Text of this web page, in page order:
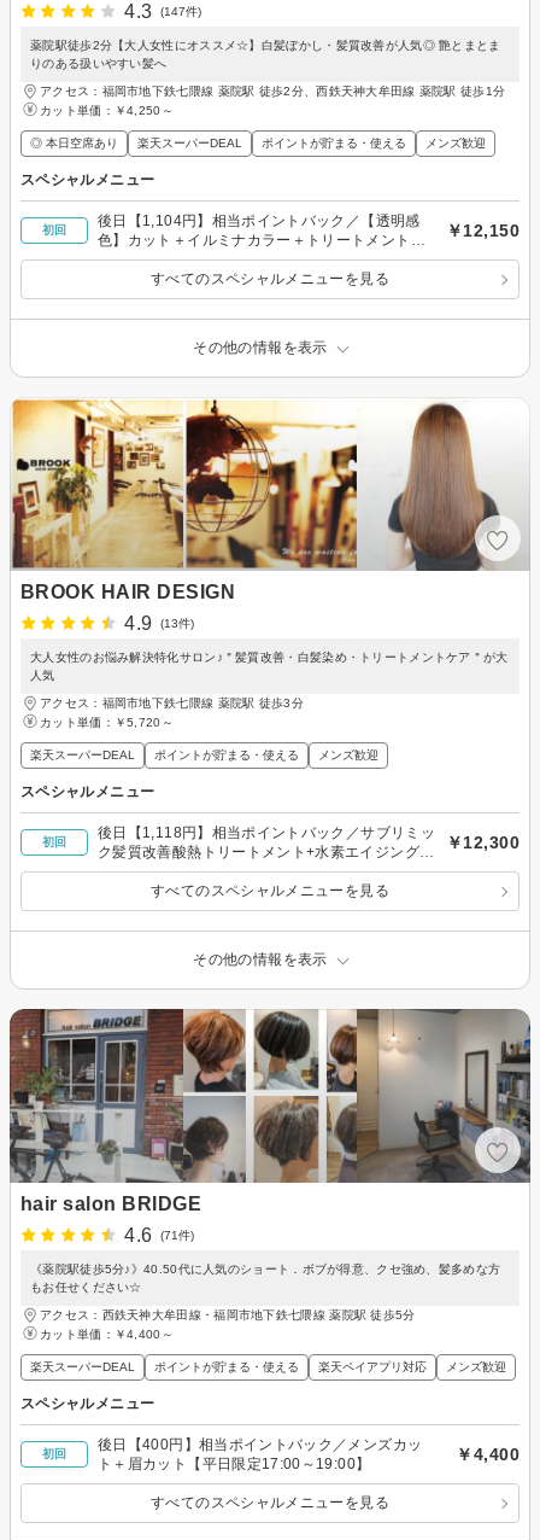
4.3
(147件)
薬院駅徒歩2分【大人女性にオススメ☆】白髪ぼかし・髪質改善が人気◎ 艶とまとま
りのある扱いやすい髪へ
アクセス：福岡市地下鉄七隈線 薬院駅 徒歩2分、西鉄天神大牟田線 薬院駅 徒歩1分
カット単価： ￥4,250～
◎ 本日空席あり 楽天スーパーDEAL ポイントが貯まる・使える メンズ歓迎
スペシャルメニュー
初回
後日【1,104円】相当ポイントバック／【透明感
色】カット＋イルミナカラー＋トリートメント
¥12,150
￥12,150
すべてのスペシャルメニューを見る
その他の情報を表示
BROOK HAIR DESIGN
4.9
(13件)
大人女性のお悩み解決特化サロン♪＂髪質改善・白髪染め・トリートメントケア＂が大
人気
アクセス：福岡市地下鉄七隈線 薬院駅 徒歩3分
カット単価： ￥5,720～
楽天スーパーDEAL ポイントが貯まる・使える メンズ歓迎
スペシャルメニュー
初回
後日【1,118円】相当ポイントバック／サブリミッ
ク髪質改善酸熱トリートメント+水素エイジングケ
アカラー16,500→12,300円
￥12,300
すべてのスペシャルメニューを見る
その他の情報を表示
hair salon BRIDGE
4.6
(71件)
《薬院駅徒歩5分♪》40.50代に人気のショート．ボブが得意、クセ強め、髪多めな方
もお任せください☆
アクセス：西鉄天神大牟田線・福岡市地下鉄七隈線 薬院駅 徒歩5分
カット単価： ￥4,400～
楽天スーパーDEAL ポイントが貯まる・使える 楽天ペイアプリ対応 メンズ歓迎
スペシャルメニュー
初回
後日【400円】相当ポイントバック／メンズカッ
ト＋眉カット【平日限定17:00～19:00】
￥4,400
すべてのスペシャルメニューを見る